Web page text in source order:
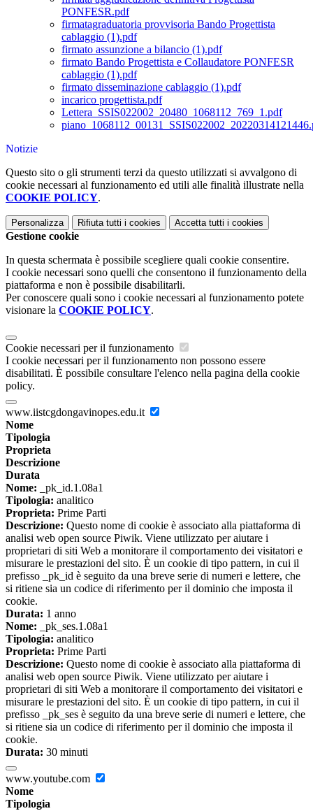
PONFESR.pdf
firmatagraduatoria provvisoria Bando Progettista
cablaggio (1).pdf
firmato assunzione a bilancio (1).pdf
firmato Bando Progettista e Collaudatore PONFESR
cablaggio (1).pdf
firmato disseminazione cablaggio (1).pdf
incarico progettista.pdf
Lettera_SSIS022002_20480_1068112_769_1.pdf
Notizie
Questo sito o gli strumenti terzi da questo utilizzati si avvalgono di
cookie necessari al funzionamento ed utili alle finalità illustrate nella
COOKIE POLICY.
Personalizza Rifiuta tutti i cookies Accetta tutti i cookies
Gestione cookie
In questa schermata è possibile scegliere quali cookie consentire.
I cookie necessari sono quelli che consentono il funzionamento della
piattaforma e non è possibile disabilitarli.
Per conoscere quali sono i cookie necessari al funzionamento potete
visionare la COOKIE POLICY.
Cookie necessari per il funzionamento
I cookie necessari per il funzionamento non possono essere
disabilitati. È possibile consultare l'elenco nella pagina della cookie
policy.
www.iistcgdongavinopes.edu.it
Nome
Tipologia
Proprieta
Descrizione
Durata
Nome: _pk_id.1.08a1
Tipologia: analitico
Proprieta: Prime Parti
Descrizione: Questo nome di cookie è associato alla piattaforma di
analisi web open source Piwik. Viene utilizzato per aiutare i
proprietari di siti Web a monitorare il comportamento dei visitatori e
misurare le prestazioni del sito. È un cookie di tipo pattern, in cui il
prefisso _pk_id è seguito da una breve serie di numeri e lettere, che
si ritiene sia un codice di riferimento per il dominio che imposta il
cookie.
Durata: 1 anno
Nome: _pk_ses.1.08a1
Tipologia: analitico
Proprieta: Prime Parti
Descrizione: Questo nome di cookie è associato alla piattaforma di
analisi web open source Piwik. Viene utilizzato per aiutare i
proprietari di siti Web a monitorare il comportamento dei visitatori e
misurare le prestazioni del sito. È un cookie di tipo pattern, in cui il
prefisso _pk_ses è seguito da una breve serie di numeri e lettere, che
si ritiene sia un codice di riferimento per il dominio che imposta il
cookie.
Durata: 30 minuti
www.youtube.com
Nome
Tipologia